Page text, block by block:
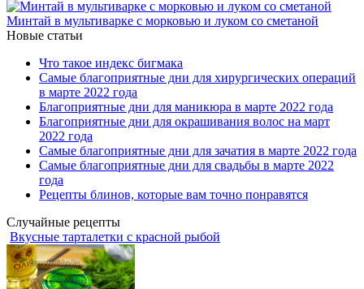
Минтай в мультиварке с морковью и луком со сметаной
Новые статьи
Что такое индекс бигмака
Самые благоприятные дни для хирургических операций
в марте 2022 года
Благоприятные дни для маникюра в марте 2022 года
Благоприятные дни для окрашивания волос на март
2022 года
Самые благоприятные дни для зачатия в марте 2022 года
Самые благоприятные дни для свадьбы в марте 2022
года
Рецепты блинов, которые вам точно понравятся
Случайные рецепты
Вкусные тарталетки с красной рыбой